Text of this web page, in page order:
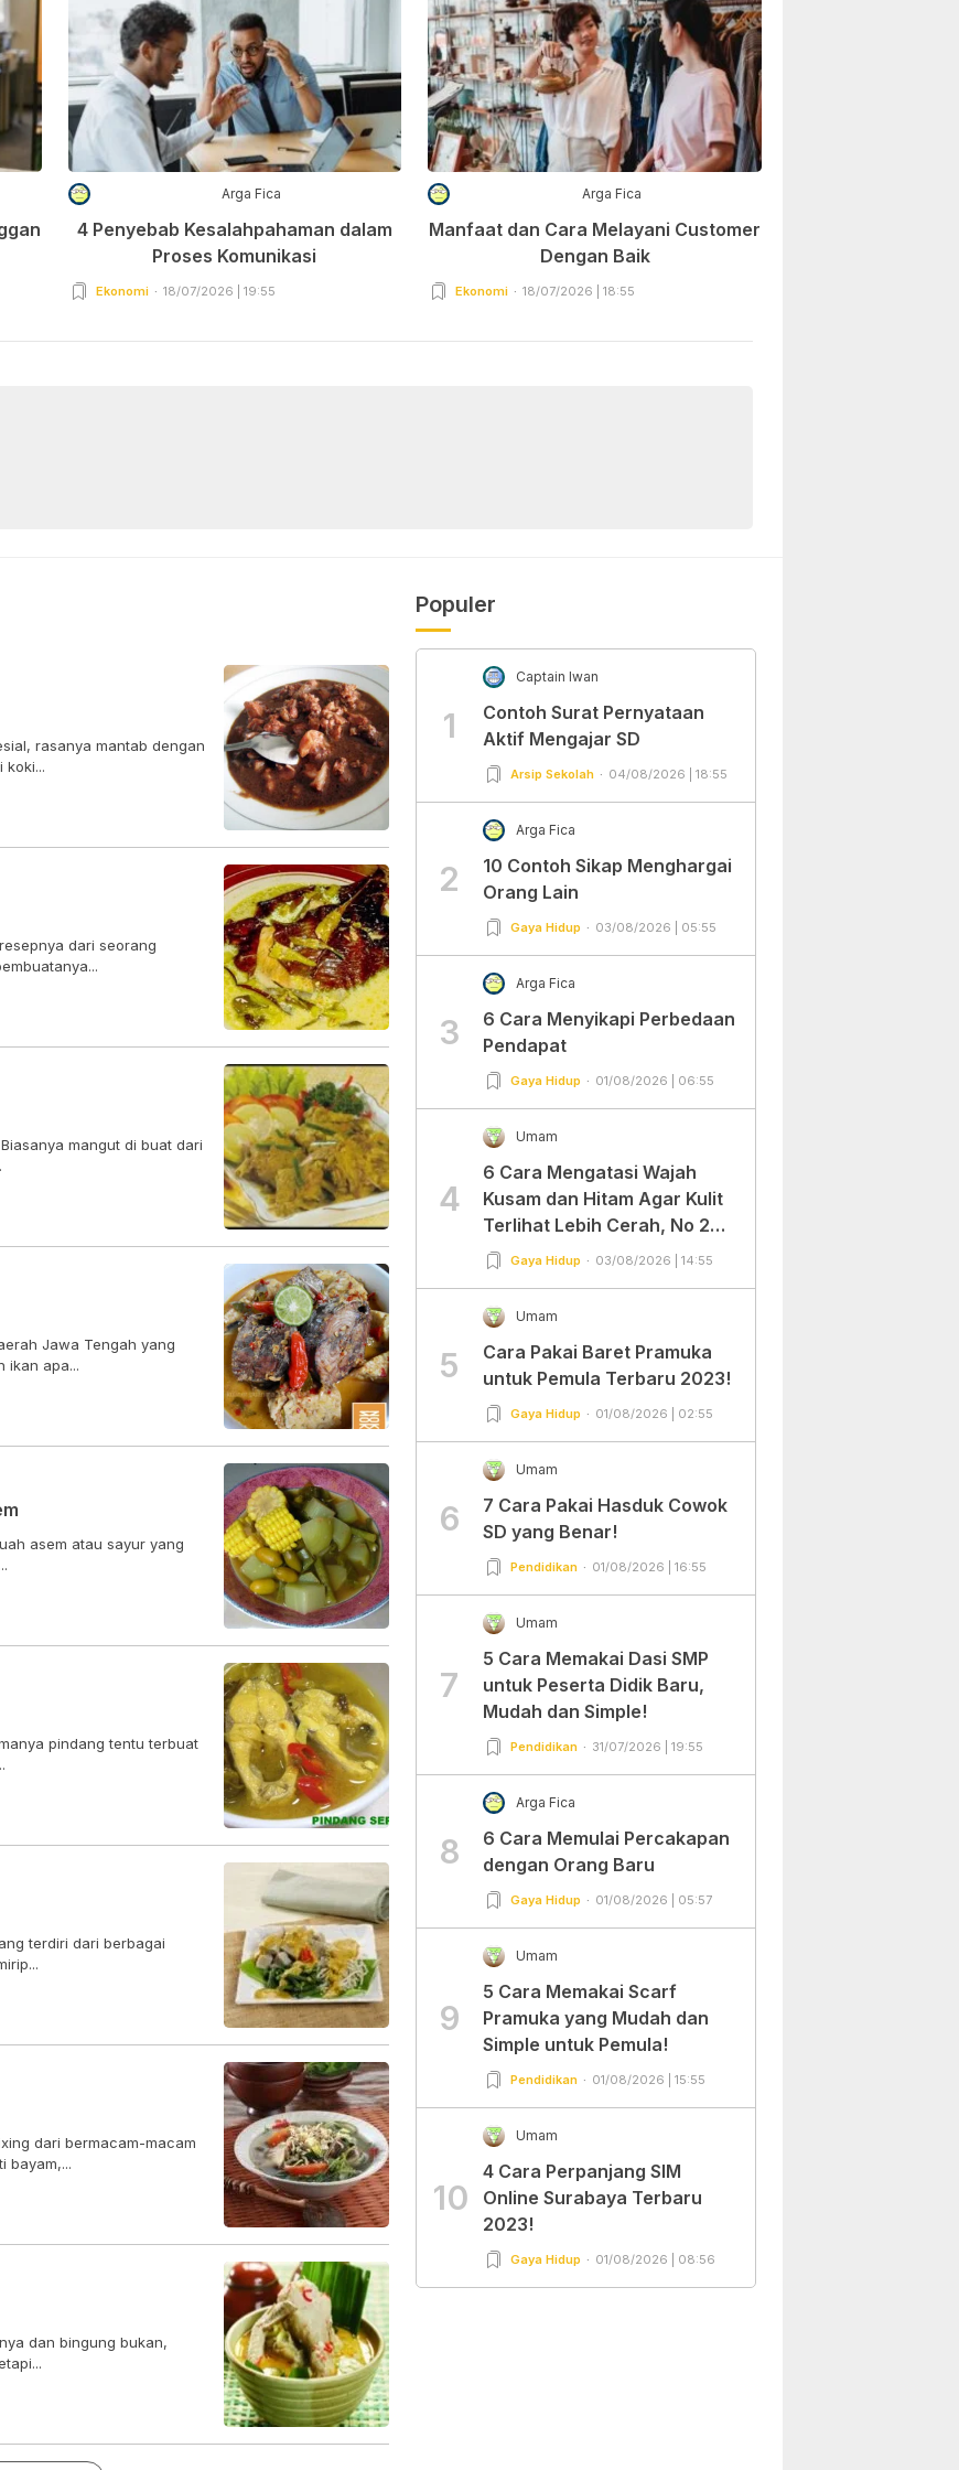
Arga Fica
4 Penyebab Kesalahpahaman dalam
Proses Komunikasi
Ekonomi 18/07/2026 | 19:55
Arga Fica
Manfaat dan Cara Melayani Customer
Dengan Baik
Ekonomi 18/07/2026 | 18:55
rasanya mantab dengan
koki...
dari seorang
mangut di buat dari
Jawa Tengah yang
ikan apa...
asem atau sayur yang
pindang tentu terbuat
terdiri dari berbagai
dari bermacam-macam
bayam,...
dan bingung bukan,
Populer
1
Captain Iwan
Contoh Surat Pernyataan
Aktif Mengajar SD
Arsip Sekolah 04/08/2026 | 18:55
2
Arga Fica
10 Contoh Sikap Menghargai
Orang Lain
Gaya Hidup 03/08/2026 | 05:55
3
Arga Fica
6 Cara Menyikapi Perbedaan
Pendapat
Gaya Hidup 01/08/2026 | 06:55
4
Umam
6 Cara Mengatasi Wajah
Kusam dan Hitam Agar Kulit
Terlihat Lebih Cerah, No 2
Gampang Banget dan Mudah
Gaya Hidup 03/08/2026 | 14:55
5
Umam
Cara Pakai Baret Pramuka
untuk Pemula Terbaru 2023!
Gaya Hidup 01/08/2026 | 02:55
6
Umam
7 Cara Pakai Hasduk Cowok
SD yang Benar!
Pendidikan 01/08/2026 | 16:55
7
Umam
5 Cara Memakai Dasi SMP
untuk Peserta Didik Baru,
Mudah dan Simple!
Pendidikan 31/07/2026 | 19:55
8
Arga Fica
6 Cara Memulai Percakapan
dengan Orang Baru
Gaya Hidup 01/08/2026 | 05:57
9
Umam
5 Cara Memakai Scarf
Pramuka yang Mudah dan
Simple untuk Pemula!
Pendidikan 01/08/2026 | 15:55
10
Umam
4 Cara Perpanjang SIM
Online Surabaya Terbaru
2023!
Gaya Hidup 01/08/2026 | 08:56